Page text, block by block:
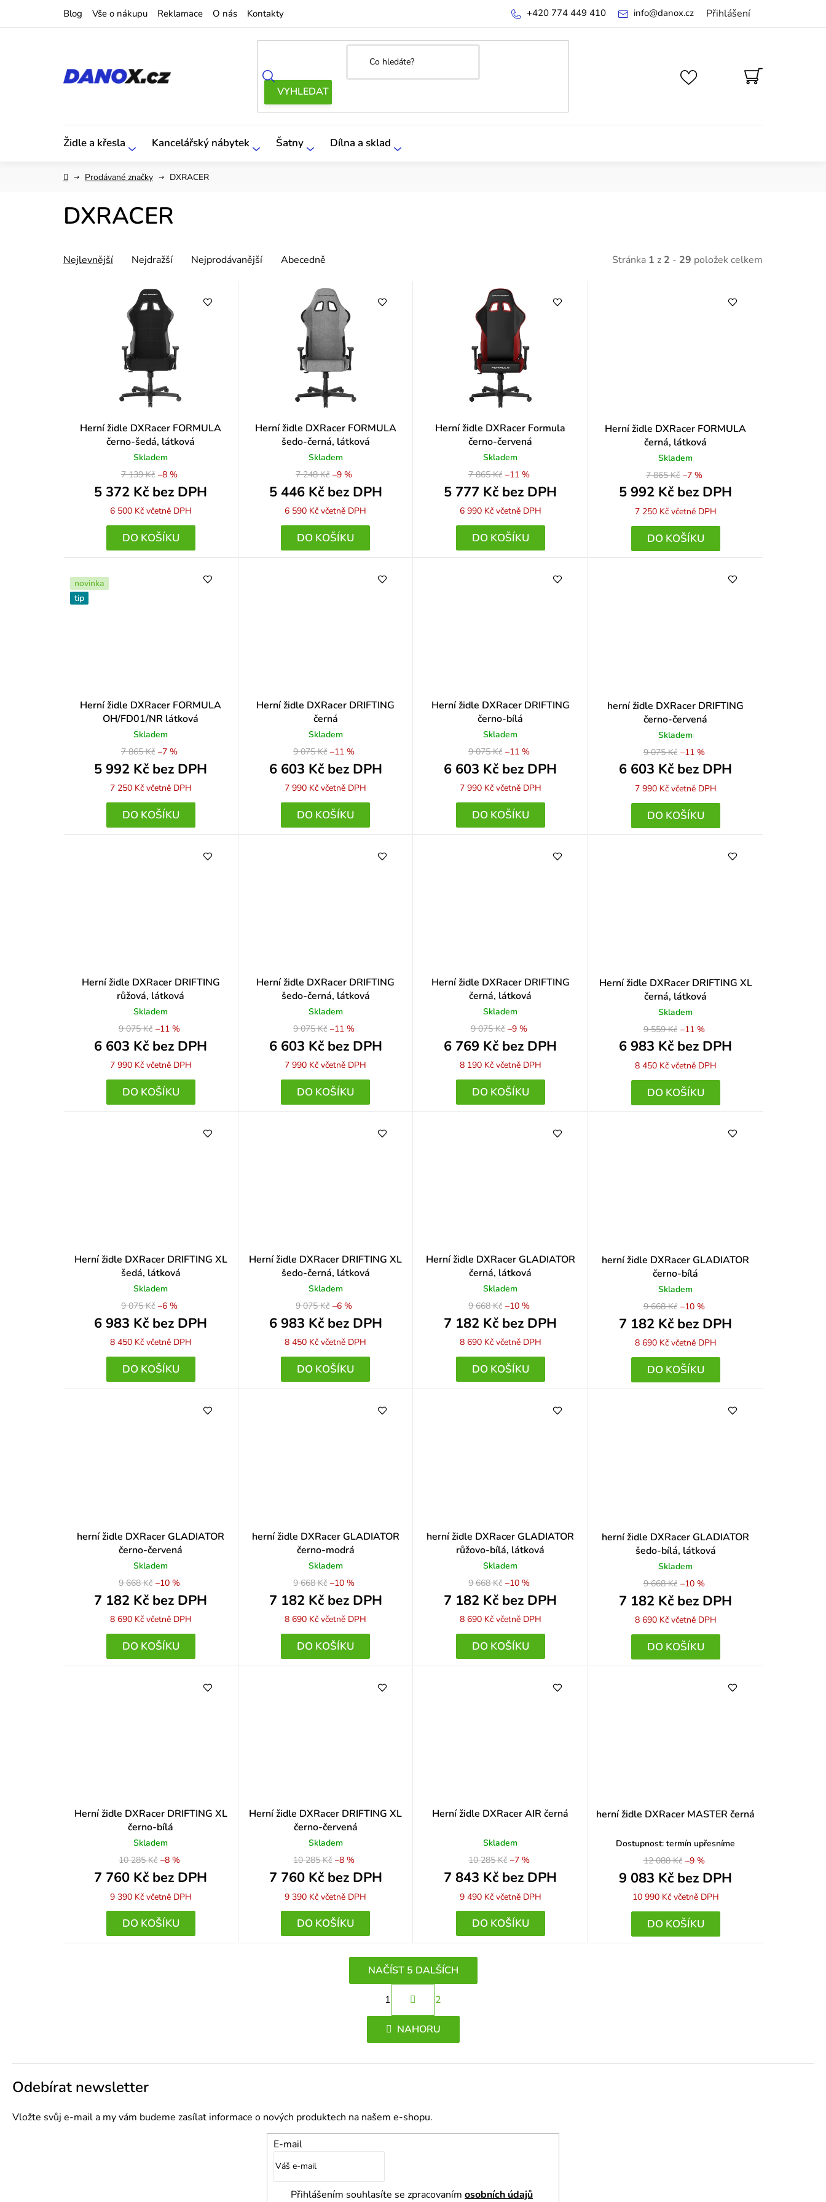
Blog Vše o nákupu Reklamace O nás Kontakty Přihlášení
info@danox.cz
+420 774 449 410
NÁKUPNÍ
KOŠÍK
Židle a křesla Kancelářský nábytek Šatny Dílna a sklad
DomůProdávané značky DXRACER
DXRACER
Stránka 1 z 2 - 29 položek celkem
Ř
t
ů
Nejlevnější Nejdražší Nejprodávanější Abecedně
t
ů
Herní židle DXRacer FORMULA
černo-šedá, látková
Skladem
7 139 Kč
5 372 Kč bez DPH
6 500 Kč včetně DPH
–8 %
DO KOŠÍKU
Herní židle DXRacer FORMULA
šedo-černá, látková
Skladem
7 248 Kč
5 446 Kč bez DPH
6 590 Kčvčetně DPH
–9 %
DO KOŠÍKU
Herní židle DXRacer Formula
černo-červená
Skladem
7 865 Kč
5 777 Kč bez DPH
6 990 Kč včetně DPH
–11 %
DO KOŠÍKU
Herní židle DXRacer FORMULA
černá, látková
Skladem
7 865 Kč
5 992 Kč bez DPH
7 250 Kč včetně DPH
–7 %
DO KOŠÍKU
novinka
tip
Herní židle DXRacer FORMULA
OH/FD01/NR látková
Skladem
7 865 Kč
5 992 Kč bez DPH
7 250 Kč včetně DPH
–7 %
DO KOŠÍKU
Herní židle DXRacer DRIFTING
černá
Skladem
9 075 Kč
6 603 Kč bez DPH
7 990 Kčvčetně DPH
–11 %
DO KOŠÍKU
Herní židle DXRacer DRIFTING
černo-bílá
Skladem
9 075 Kč
6 603 Kč bez DPH
7 990 Kč včetně DPH
–11 %
DO KOŠÍKU
herní židle DXRacer DRIFTING
černo-červená
Skladem
9 075 Kč
6 603 Kč bez DPH
7 990 Kč včetně DPH
–11 %
DO KOŠÍKU
Herní židle DXRacer DRIFTING
růžová, látková
Skladem
9 075 Kč
6 603 Kč bez DPH
7 990 Kč včetně DPH
–11 %
DO KOŠÍKU
Herní židle DXRacer DRIFTING
šedo-černá, látková
Skladem
9 075 Kč
6 603 Kč bez DPH
7 990 Kčvčetně DPH
–11 %
DO KOŠÍKU
Herní židle DXRacer DRIFTING
černá, látková
Skladem
9 075 Kč
6 769 Kč bez DPH
8 190 Kč včetně DPH
–9 %
DO KOŠÍKU
Herní židle DXRacer DRIFTING XL
černá, látková
Skladem
9 559 Kč
6 983 Kč bez DPH
8 450 Kč včetně DPH
–11 %
DO KOŠÍKU
Herní židle DXRacer DRIFTING XL
šedá, látková
Skladem
9 075 Kč
6 983 Kč bez DPH
8 450 Kč včetně DPH
–6 %
DO KOŠÍKU
Herní židle DXRacer DRIFTING XL
šedo-černá, látková
Skladem
9 075 Kč
6 983 Kč bez DPH
8 450 Kčvčetně DPH
–6 %
DO KOŠÍKU
Herní židle DXRacer GLADIATOR
černá, látková
Skladem
9 668 Kč
7 182 Kč bez DPH
8 690 Kč včetně DPH
–10 %
DO KOŠÍKU
herní židle DXRacer GLADIATOR
černo-bílá
Skladem
9 668 Kč
7 182 Kč bez DPH
8 690 Kč včetně DPH
–10 %
DO KOŠÍKU
herní židle DXRacer GLADIATOR
černo-červená
Skladem
9 668 Kč
7 182 Kč bez DPH
8 690 Kč včetně DPH
–10 %
DO KOŠÍKU
herní židle DXRacer GLADIATOR
černo-modrá
Skladem
9 668 Kč
7 182 Kč bez DPH
8 690 Kčvčetně DPH
–10 %
DO KOŠÍKU
herní židle DXRacer GLADIATOR
růžovo-bílá, látková
Skladem
9 668 Kč
7 182 Kč bez DPH
8 690 Kč včetně DPH
–10 %
DO KOŠÍKU
herní židle DXRacer GLADIATOR
šedo-bílá, látková
Skladem
9 668 Kč
7 182 Kč bez DPH
8 690 Kč včetně DPH
–10 %
DO KOŠÍKU
Herní židle DXRacer DRIFTING XL
černo-bílá
Skladem
10 285 Kč
7 760 Kč bez DPH
9 390 Kč včetně DPH
–8 %
DO KOŠÍKU
Herní židle DXRacer DRIFTING XL
černo-červená
Skladem
10 285 Kč
7 760 Kč bez DPH
9 390 Kčvčetně DPH
–8 %
DO KOŠÍKU
Herní židle DXRacer AIR černá
Skladem
10 285 Kč
7 843 Kč bez DPH
9 490 Kč včetně DPH
–7 %
DO KOŠÍKU
herní židle DXRacer MASTER černá
Dostupnost: termín upřesníme
12 088 Kč
9 083 Kč bez DPH
10 990 Kč včetně DPH
–9 %
DO KOŠÍKU
O
v
l
á
c
í
k
NAČÍST 5 DALŠÍCH
t
r
á
k
n
í
1 2
NAHORU
Odebírat newsletter
Vložte svůj e-mail a my vám budeme zasílat informace o nových produktech na našem e-shopu.
E-mail
Přihlášením souhlasíte se zpracovaním osobních údajů